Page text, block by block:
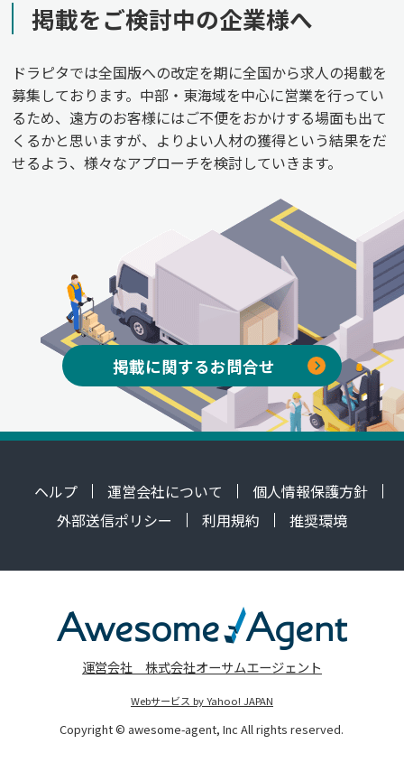
掲載をご検討中の企業様へ
ドラピタでは全国版への改定を期に全国から求人の掲載を
募集しております。中部・東海域を中心に営業を行ってい
るため、遠方のお客様にはご不便をおかけする場面も出て
くるかと思いますが、よりよい人材の獲得という結果をだ
せるよう、様々なアプローチを検討していきます。
掲載に関するお問合せ
ヘルプ 運営会社について
個人情報保護方針
外部送信ポリシー
利用規約 推奨環境
運営会社 株式会社オーサムエージェント
Webサービス by Yahoo! JAPAN
Copyright © awesome-agent, Inc All rights reserved.